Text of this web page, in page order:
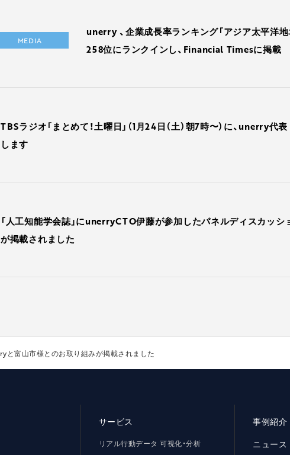
MEDIA
unerry 、企業成長率ランキング「アジア太平洋
258位にランクインし、Financial Timesに掲載
TBSラジオ「まとめて！土曜日」（1月24日（土）朝7時〜）に、unerry代
します
「人工知能学会誌」にunerryCTO伊藤が参加したパネルディスカッシ
が掲載されました
と富山市様とのお取り組みが掲載されました
サービス
リアル行動データ 可視化・分析
事例紹介
ニュース